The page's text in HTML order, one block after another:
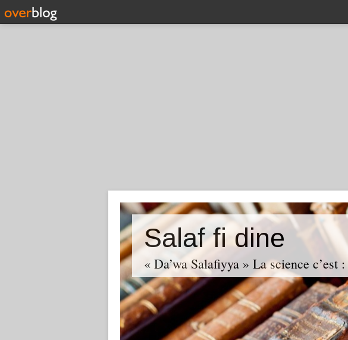
Salaf fi dine
« Da’wa Salafiyya » La science